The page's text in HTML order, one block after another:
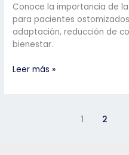
Conoce la importancia de
para pacientes
adaptación, reducción de
bienestar.
La
Leer más »
1 2